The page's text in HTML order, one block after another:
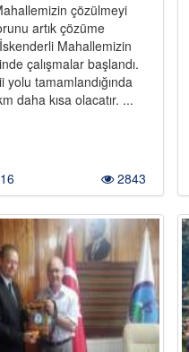
çözülmeyi
artık çözüme
Mahallemizin
çalışmalar başlandı.
yolu tamamlandığında
daha kısa olacatır. ...
2843